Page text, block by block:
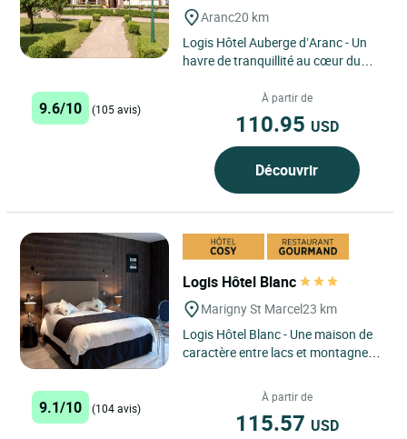
Aranc20 km
Logis Hôtel Auberge d’Aranc - Un
havre de tranquillité au cœur du
9.6/10 (105 avis)
À partir de
110.95 USD
Découvrir
Logis Hôtel Blanc
Marigny St Marcel23 km
Logis Hôtel Blanc - Une maison de
caractère entre lacs et montagnes,
se conjuguent...
9.1/10 (104 avis)
À partir de
115.57 USD